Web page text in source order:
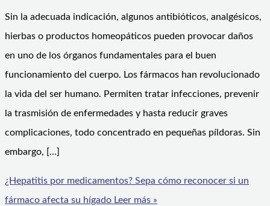
Sin la adecuada indicación, algunos antibióticos, analgésicos,
hierbas o productos homeopáticos pueden provocar daños
en uno de los órganos fundamentales para el buen
funcionamiento del cuerpo. Los fármacos han revolucionado
la vida del ser humano. Permiten tratar infecciones, prevenir
la trasmisión de enfermedades y hasta reducir graves
complicaciones, todo concentrado en pequeñas píldoras. Sin
embargo, […]
¿Hepatitis por medicamentos? Sepa cómo reconocer si un
fármaco afecta su hígado Leer más »